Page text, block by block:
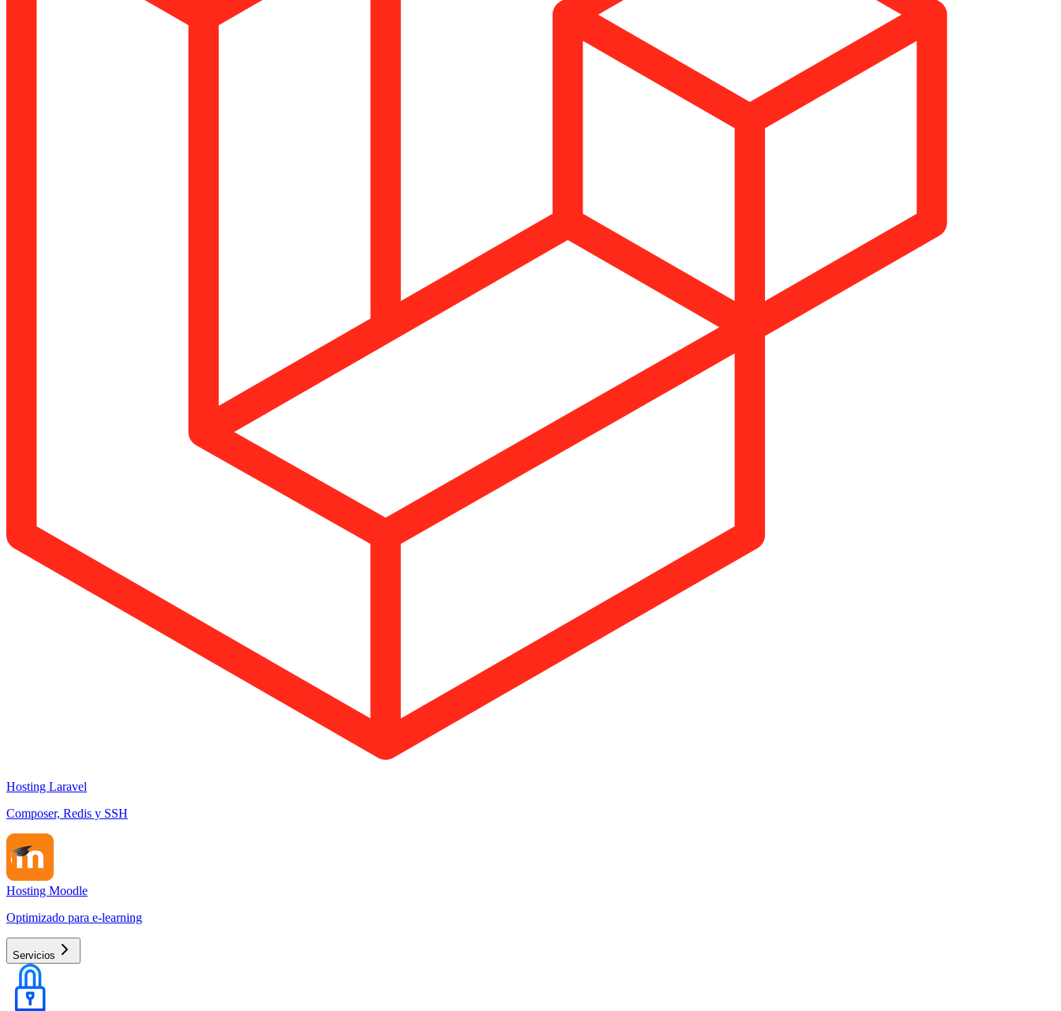
Hosting Laravel
Composer, Redis y SSH
Hosting Moodle
Optimizado para e-learning
Servicios